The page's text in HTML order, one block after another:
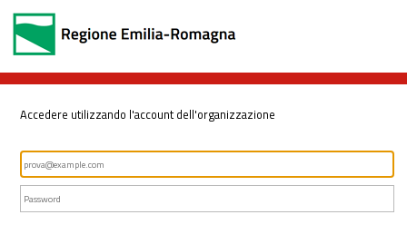
Accedere utilizzando l'account dell'organizzazione